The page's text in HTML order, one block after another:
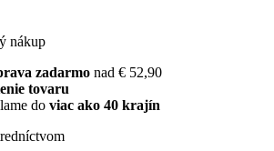
nákup
zadarmo nad € 52,90
tovaru
do viac ako 40 krajín